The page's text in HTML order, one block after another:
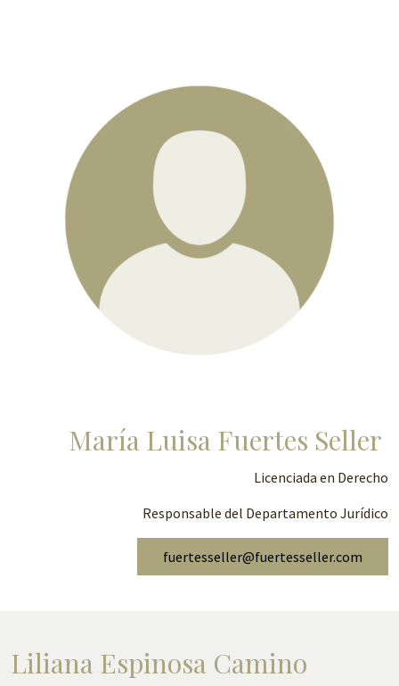
María Luisa Fuertes Seller
Licenciada en Derecho
Responsable del Departamento Jurídico
fuertesseller@fuertesseller.com
Liliana Espinosa Camino